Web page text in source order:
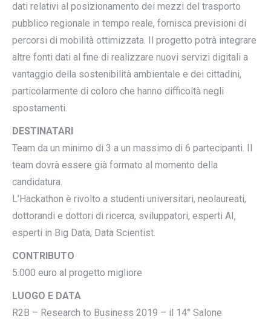
dati relativi al posizionamento dei mezzi del trasporto
pubblico regionale in tempo reale, fornisca previsioni di
percorsi di mobilità ottimizzata. Il progetto potrà integrare
altre fonti dati al fine di realizzare nuovi servizi digitali a
vantaggio della sostenibilità ambientale e dei cittadini,
particolarmente di coloro che hanno difficoltà negli
spostamenti.
DESTINATARI
Team da un minimo di 3 a un massimo di 6 partecipanti. Il
team dovrà essere già formato al momento della
candidatura.
L’Hackathon è rivolto a studenti universitari, neolaureati,
dottorandi e dottori di ricerca, sviluppatori, esperti AI,
esperti in Big Data, Data Scientist.
CONTRIBUTO
5.000 euro al progetto migliore
LUOGO E DATA
R2B – Research to Business 2019 – il 14° Salone